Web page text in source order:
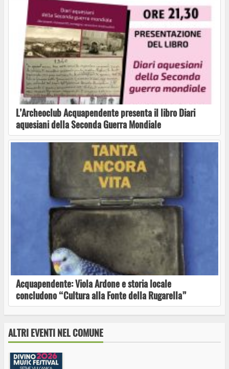
L’Archeoclub Acquapendente presenta il libro Diari
aquesiani della Seconda Guerra Mondiale
Acquapendente: Viola Ardone e storia locale
concludono “Cultura alla Fonte della Rugarella”
ALTRI EVENTI NEL COMUNE